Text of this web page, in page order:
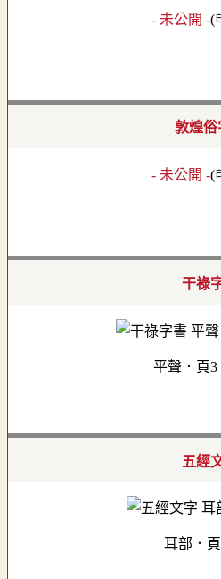
- 未公開 -(
敦煌俗
- 未公開 -(
干祿
平聲．頁3
五經
耳部．頁